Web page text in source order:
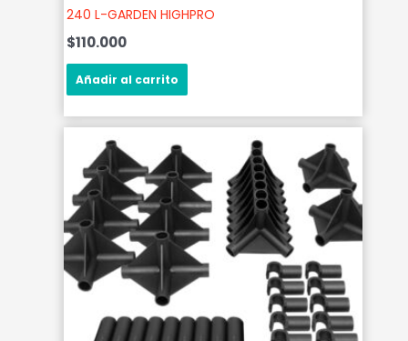
240 L-GARDEN HIGHPRO
$110.000
Añadir al carrito